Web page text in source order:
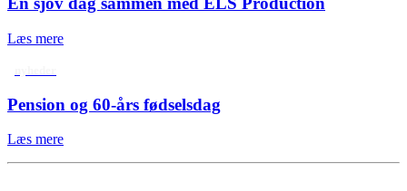
Læs mere
Pension og 60-års fødselsdag
Læs mere